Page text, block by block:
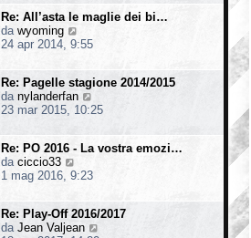
o
a
g
g
o
m
o
m
e
s
a
g
g
o
u
t
m
o
e
a
g
g
o
Re: All’asta le maglie dei bi…
da wyoming
e
i
u
l
t
m
o
e
s
a
g
24 apr 2014, 9:55
Re: Pagelle stagione 2014/2015
da nylanderfan
e
u
t
m
o
m
23 mar 2015, 10:25
Re: PO 2016 - La vostra emozi…
da ciccio33
e
i
u
l
1 mag 2016, 9:23
Re: Play-Off 2016/2017
da Jean Valjean